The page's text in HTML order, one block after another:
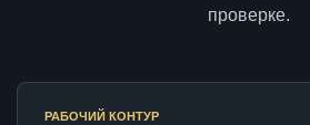
проверке.
РАБОЧИЙ КОНТУР